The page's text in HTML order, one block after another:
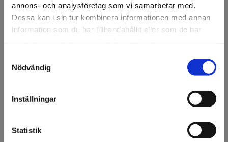
annons- och analysföretag som vi samarbetar med.
Dessa kan i sin tur kombinera informationen med annan
information som du har tillhandahållit eller som de har
Nödvändig
Inställningar
Statistik